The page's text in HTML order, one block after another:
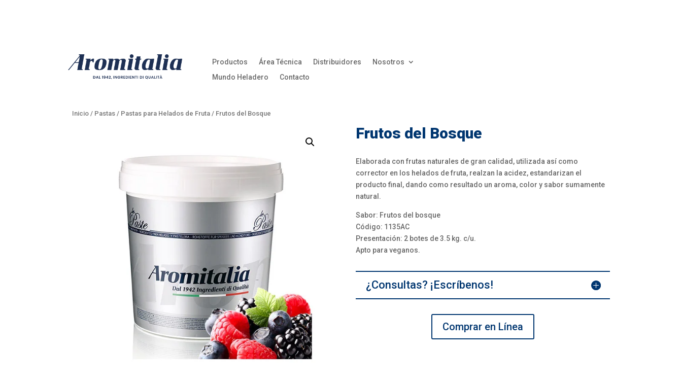
Productos Área Técnica Distribuidores
Nosotros
Mundo Heladero
Contacto
Inicio / Pastas / Pastas para Helados de Fruta / Frutos del Bosque
Frutos del Bosque
Elaborada con frutas naturales de gran calidad, utilizada así como
corrector en los helados de fruta, realzan la acidez, estandarizan el
producto final, dando como resultado un aroma, color y sabor sumamente
natural.
Sabor: Frutos del bosque
Código: 1135AC
Presentación: 2 botes de 3.5 kg. c/u.
Apto para veganos.
¿Consultas? ¡Escríbenos!
Comprar en Línea